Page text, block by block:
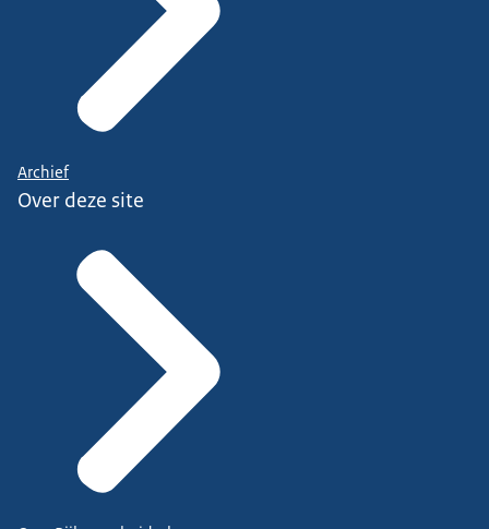
Archief
Over deze site